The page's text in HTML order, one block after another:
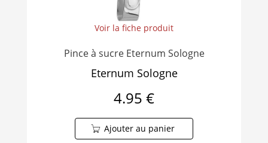
Voir la fiche produit
Pince à sucre Eternum Sologne
Eternum Sologne
4.95 €
Ajouter au panier